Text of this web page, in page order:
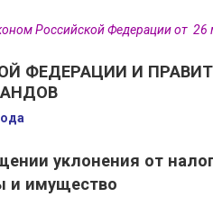
Российской Федерации от
ФЕДЕРАЦИИ И
уклонения от
и имущество